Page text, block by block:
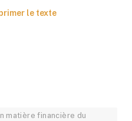
le texte
matière financière du